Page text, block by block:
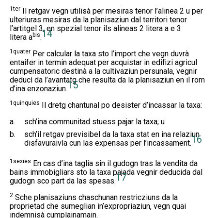
1ter Il retgav vegn utilisà per mesiras tenor l’alinea 2 u per
ulteriuras mesiras da la planisaziun dal territori tenor
l’artitgel 3, en spezial tenor ils alineas 2 litera a e 3
litera abis.14
1quater Per calcular la taxa sto l’import che vegn duvrà
entaifer in termin adequat per acquistar in edifizi agricul
cumpensatoric destinà a la cultivaziun persunala, vegnir
deducì da l’avantatg che resulta da la planisaziun en il rom
d’ina enzonaziun.15
1quinquies Il dretg chantunal po desister d’incassar la taxa:
a.
sch’ina communitad stuess pajar la taxa; u
b.
sch’il retgav previsibel da la taxa stat en ina relaziun
disfavuraivla cun las expensas per l’incassament.16
1sexies En cas d’ina taglia sin il gudogn tras la vendita da
bains immobigliars sto la taxa pajada vegnir deducida dal
gudogn sco part da las spesas.17
2 Sche planisaziuns chaschunan restricziuns da la
proprietad che sumeglian in’expropriaziun, vegn quai
indemnisà cumplainamain.